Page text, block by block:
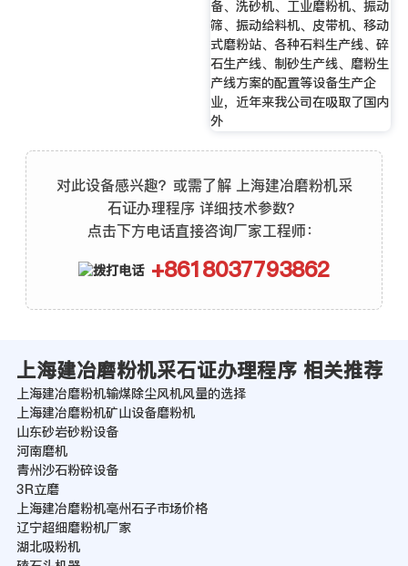
备、洗砂机、工业磨粉机、振动
筛、振动给料机、皮带机、移动
式磨粉站、各种石料生产线、碎
石生产线、制砂生产线、磨粉生
产线方案的配置等设备生产企
业，近年来我公司在吸取了国内
外
对此设备感兴趣？或需了解 上海建冶磨粉机采
石证办理程序 详细技术参数？
点击下方电话直接咨询厂家工程师：
+8618037793862
上海建冶磨粉机采石证办理程序 相关推荐
上海建冶磨粉机输煤除尘风机风量的选择
上海建冶磨粉机矿山设备磨粉机
山东砂岩砂粉设备
河南磨机
青州沙石粉碎设备
3R立磨
上海建冶磨粉机亳州石子市场价格
辽宁超细磨粉机厂家
湖北吸粉机